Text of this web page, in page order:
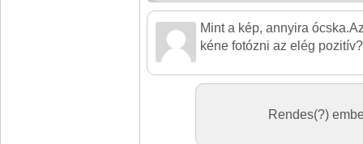
Mint a kép, annyira
kéne fotózni az elég pozitív?
Rendes(?)